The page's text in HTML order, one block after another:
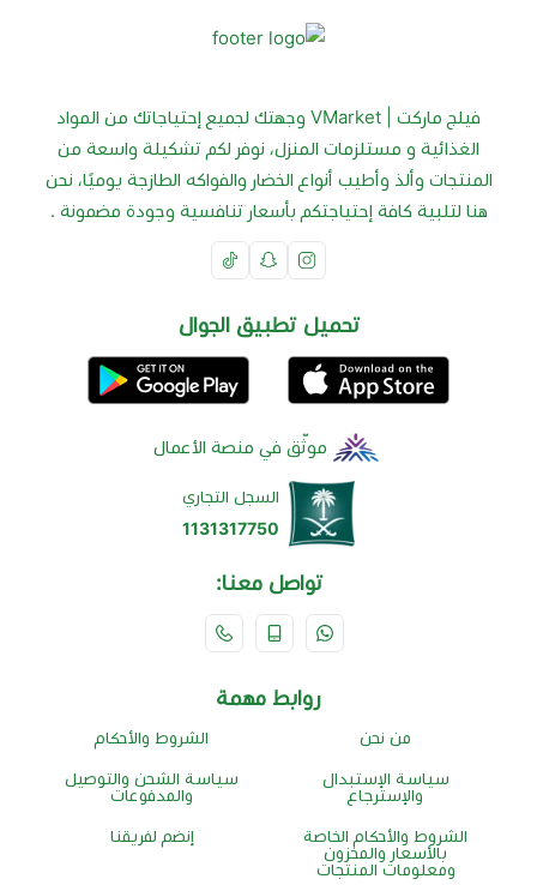
فيلج ماركت | VMarket وجهتك لجميع إحتياجاتك من المواد
الغذائية و مستلزمات المنزل، نوفر لكم تشكيلة واسعة من
المنتجات وألذ وأطيب أنواع الخضار والفواكه الطازجة يوميًا، نحن
هنا لتلبية كافة إحتياجتكم بأسعار تنافسية وجودة مضمونة .
تحميل تطبيق الجوال
موثّق في منصة الأعمال
السجل التجاري
1131317750
تواصل معنا:
روابط مهمة
من نحن الشروط والأحكام
سياسة الإستبدال
والإسترجاع
سياسة الشحن والتوصيل
والمدفوعات
الشروط والأحكام الخاصة
بالأسعار والمخزون
ومعلومات المنتجات
إنضم لفريقنا